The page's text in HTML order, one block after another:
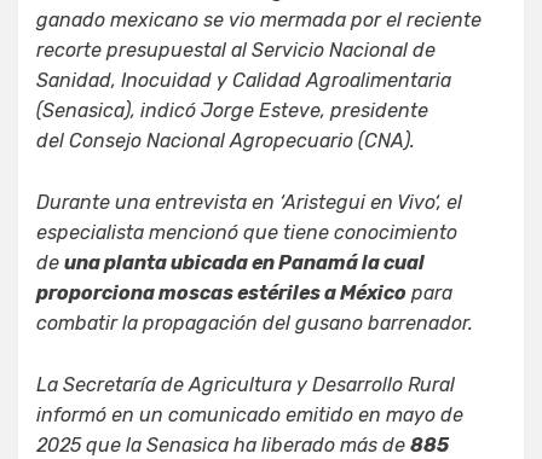
ganado mexicano se vio mermada por el reciente
recorte presupuestal al Servicio Nacional de
Sanidad, Inocuidad y Calidad Agroalimentaria
(Senasica), indicó Jorge Esteve, presidente
del Consejo Nacional Agropecuario (CNA).
Durante una entrevista en ‘Aristegui en Vivo‘, el
especialista mencionó que tiene conocimiento
de una planta ubicada en Panamá la cual
proporciona moscas estériles a México para
combatir la propagación del gusano barrenador.
La Secretaría de Agricultura y Desarrollo Rural
informó en un comunicado emitido en mayo de
2025 que la Senasica ha liberado más de 885